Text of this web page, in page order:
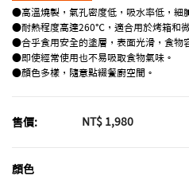
●高溫燒製，氣孔密度低，吸水率低，細
●耐熱程度高達260℃，適合用於烤箱和微
●合乎食用安全的塗層，表面光滑，食物
●即使經常使用也不易吸取食物氣味。
●顏色多樣，隨意點綴餐廚空間。
售價: NT$ 1,980
顏色